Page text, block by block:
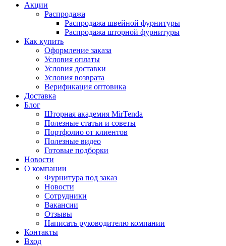
Акции
Распродажа
Распродажа швейной фурнитуры
Распродажа шторной фурнитуры
Как купить
Оформление заказа
Условия оплаты
Условия доставки
Условия возврата
Верификация оптовика
Доставка
Блог
Шторная академия MirTenda
Полезные статьи и советы
Портфолио от клиентов
Полезные видео
Готовые подборки
Новости
О компании
Фурнитура под заказ
Новости
Сотрудники
Вакансии
Отзывы
Написать руководителю компании
Контакты
Вход